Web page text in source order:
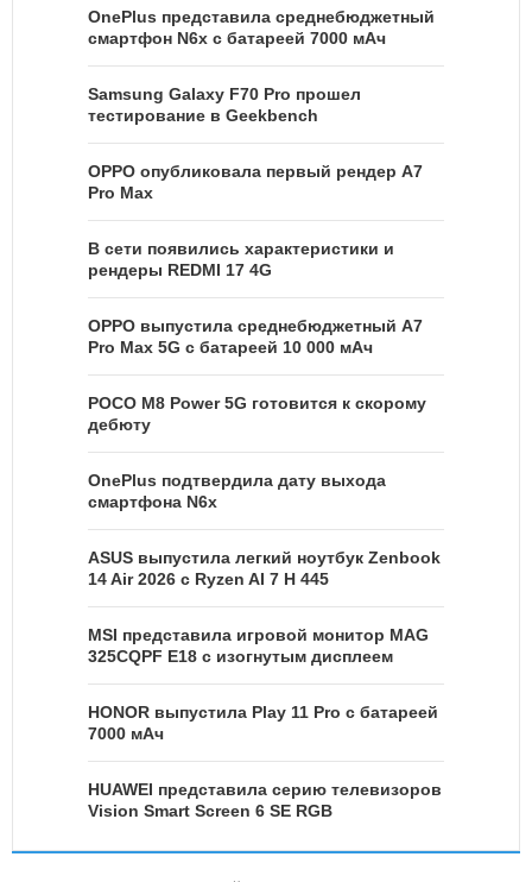
OnePlus представила среднебюджетный
смартфон N6x с батареей 7000 мАч
Samsung Galaxy F70 Pro прошел
тестирование в Geekbench
OPPO опубликовала первый рендер A7
Pro Max
В сети появились характеристики и
рендеры REDMI 17 4G
OPPO выпустила среднебюджетный A7
Pro Max 5G с батареей 10 000 мАч
POCO M8 Power 5G готовится к скорому
дебюту
OnePlus подтвердила дату выхода
смартфона N6x
ASUS выпустила легкий ноутбук Zenbook
14 Air 2026 с Ryzen AI 7 H 445
MSI представила игровой монитор MAG
325CQPF E18 с изогнутым дисплеем
HONOR выпустила Play 11 Pro с батареей
7000 мАч
HUAWEI представила серию телевизоров
Vision Smart Screen 6 SE RGB